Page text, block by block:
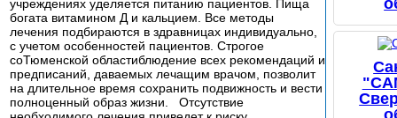
учреждениях уделяется питанию пациентов. Пища
богата витамином Д и кальцием. Все методы
лечения подбираются в здравницах индивидуально,
с учетом особенностей пациентов. Строгое
соТюменской областиблюдение всех рекомендаций и
предписаний, даваемых лечащим врачом, позволит
на длительное время сохранить подвижность и вести
полноценный образ жизни. Отсутствие